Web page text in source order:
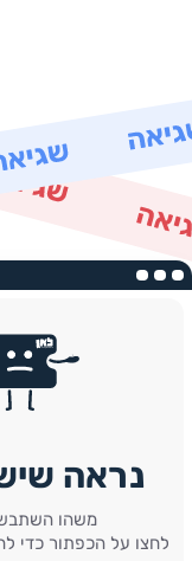
נראה
משהו
לחצו על הכפתור כדי